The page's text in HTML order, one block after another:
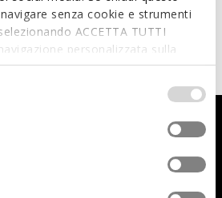
senza cookie e strumenti
ACCETTA TUTTI
personalizzata sulla
Selezionando
anche scegliere quali cookies ed
autorizzare. Per maggiori
in qualsiasi momento le
la nostra
COLOR
you will instantly receive a 10%